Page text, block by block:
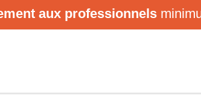
aux professionnels